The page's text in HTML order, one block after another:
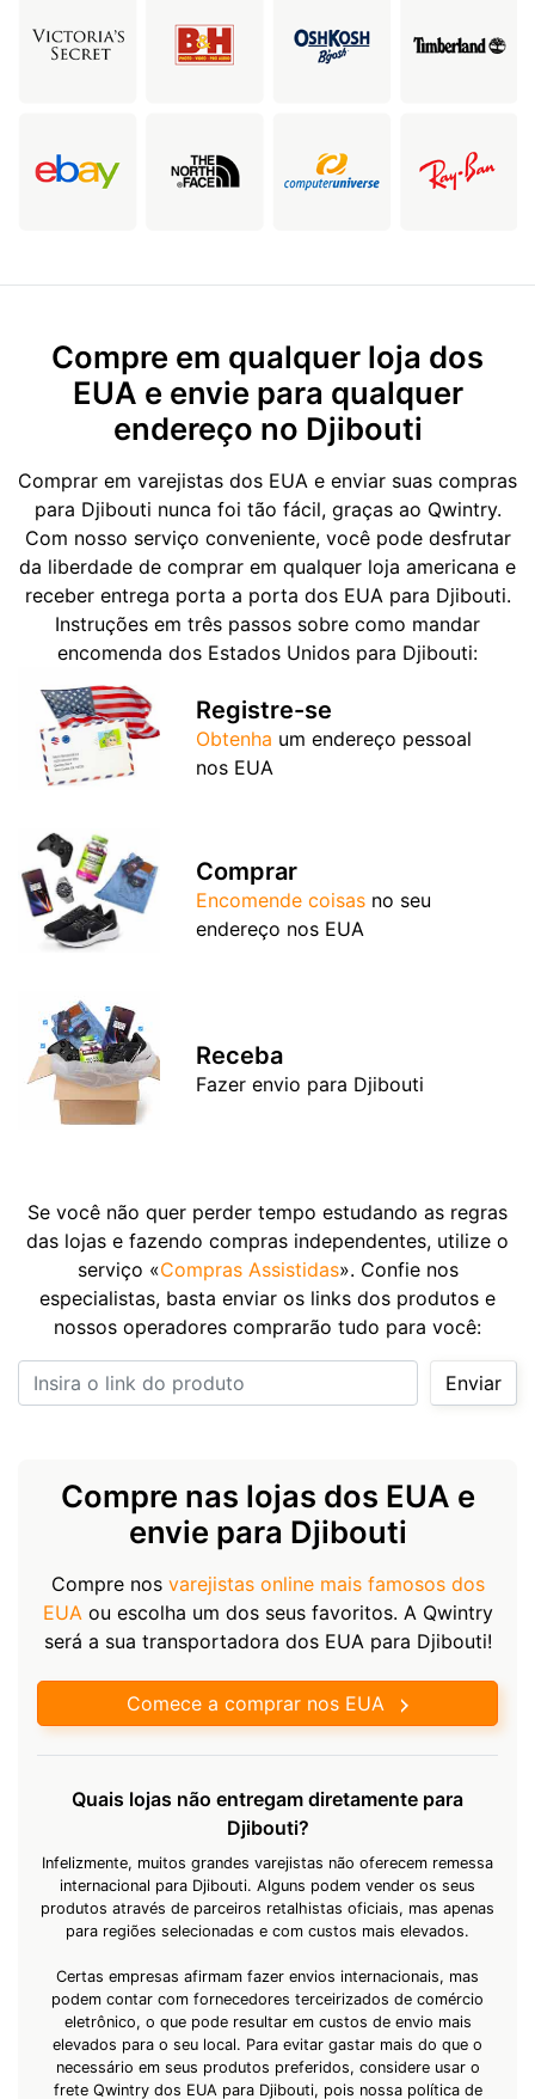
Compre em qualquer loja dos
EUA e envie para qualquer
endereço no Djibouti
Comprar em varejistas dos EUA e enviar suas compras
para Djibouti nunca foi tão fácil, graças ao Qwintry.
Com nosso serviço conveniente, você pode desfrutar
da liberdade de comprar em qualquer loja americana e
receber entrega porta a porta dos EUA para Djibouti.
Instruções em três passos sobre como mandar
encomenda dos Estados Unidos para Djibouti:
Registre-se
Obtenha um endereço pessoal
nos EUA
Comprar
Encomende coisas no seu
endereço nos EUA
Receba
Fazer envio para Djibouti
Se você não quer perder tempo estudando as regras
das lojas e fazendo compras independentes, utilize o
serviço «Compras Assistidas». Confie nos
especialistas, basta enviar os links dos produtos e
nossos operadores comprarão tudo para você:
Insira o link do produto
Enviar
Compre nas lojas dos EUA e
envie para Djibouti
Compre nos varejistas online mais famosos dos
EUAou escolha um dos seus favoritos. A Qwintry
será a sua transportadora dos EUA para Djibouti!
Comece a comprar nos EUA
Quais lojas não entregam diretamente para
Djibouti?
Infelizmente, muitos grandes varejistas não oferecem remessa
internacional para Djibouti. Alguns podem vender os seus
produtos através de parceiros retalhistas oficiais, mas apenas
para regiões selecionadas e com custos mais elevados.
Certas empresas afirmam fazer envios internacionais, mas
podem contar com fornecedores terceirizados de comércio
eletrônico, o que pode resultar em custos de envio mais
elevados para o seu local. Para evitar gastar mais do que o
necessário em seus produtos preferidos, considere usar o
frete Qwintry dos EUA para Djibouti, pois nossa política de